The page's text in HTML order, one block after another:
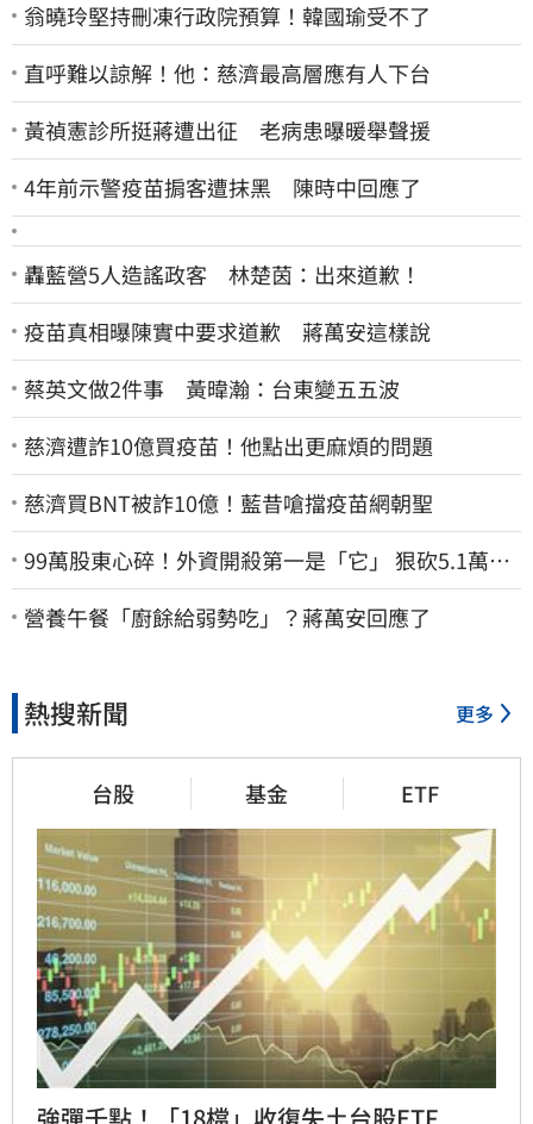
翁曉玲堅持刪凍行政院預算！韓國瑜受不了
直呼難以諒解！他：慈濟最高層應有人下台
黃禎憲診所挺蔣遭出征 老病患曝暖舉聲援
4年前示警疫苗掮客遭抹黑 陳時中回應了
轟藍營5人造謠政客 林楚茵：出來道歉！
疫苗真相曝陳實中要求道歉 蔣萬安這樣說
蔡英文做2件事 黃暐瀚：台東變五五波
慈濟遭詐10億買疫苗！他點出更麻煩的問題
慈濟買BNT被詐10億！藍昔嗆擋疫苗網朝聖
99萬股東心碎！外資開殺第一是「它」 狠砍5.1萬張
股價重挫近5%
營養午餐「廚餘給弱勢吃」？蔣萬安回應了
熱搜新聞 更多
台股 基金 ETF